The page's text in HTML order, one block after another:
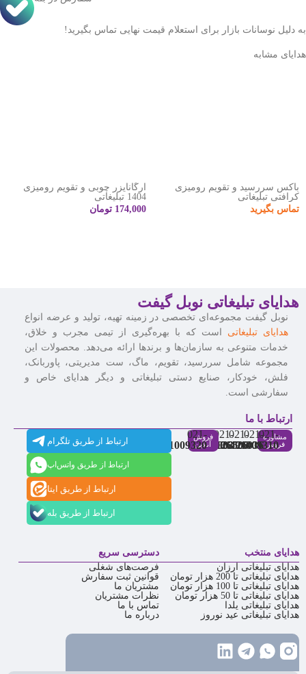
به دلیل نوسانات بازار برای استعلام قیمت نهایی تماس بگیرید!
هدایای مشابه
باکس سررسید و تقویم رومیزی
کرافتی تبلیغاتی
تماس بگیرید
ارگانایزر چوبی و تقویم رومیزی
1404 تبلیغاتی
174,000 تومان
هدایای تبلیغاتی نوبل گیفت
نوبل گیفت مجموعه‌ای تخصصی در زمینه تهیه، تولید و عرضه انواع
هدایای تبلیغاتی است که با بهره‌گیری از تیمی مجرب و خلاق،
خدمات متنوعی به سازمان‌ها و برندها ارائه می‌دهد. محصولات این
مجموعه شامل سررسید، تقویم، ماگ، ست مدیریتی، پاوربانک،
فلش، خودکار، صنایع دستی تبلیغاتی و دیگر هدایای خاص و
سفارشی است.
ارتباط با ما
مشاوره
فروش
021-
91009310
021-
86126036
021-
86126506
021-
88537803
فروش
آنلاین
021-
91009320
ارتباط از طریق تلگرام
ارتباط از طریق واتس‌اپ
ارتباط از طریق ایتا
ارتباط از طریق بله
هدایای منتخب
هدایای تبلیغاتی ارزان
هدایای تبلیغاتی تا 200 هزار تومان
هدایای تبلیغاتی تا 100 هزار تومان
هدایای تبلیغاتی تا 50 هزار تومان
هدایای تبلیغاتی یلدا
هدایای تبلیغاتی عید نوروز
دسترسی سریع
فرصت‌های شغلی
قوانین ثبت سفارش
مشتریان ما
نظرات مشتریان
تماس با ما
درباره ما